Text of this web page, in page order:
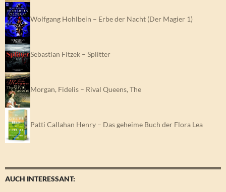
Wolfgang Hohlbein – Erbe der Nacht (Der Magier 1)
Sebastian Fitzek – Splitter
Morgan, Fidelis – Rival Queens, The
Patti Callahan Henry – Das geheime Buch der Flora Lea
AUCH INTERESSANT: